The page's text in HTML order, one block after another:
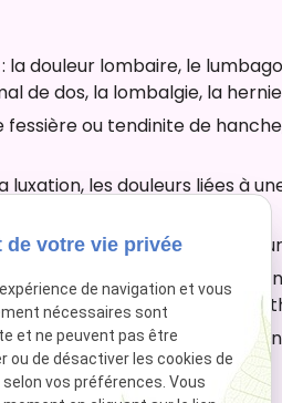
la douleur lombaire, le
de dos, la lombalgie, la hernie
ou tendinite de
luxation, les douleurs liées à
la tendinite du coude, la
patte d'oie ou du genou, le
les douleurs liées à une
de la cheville, la
de votre vie privée
de navigation et vous
nécessaires sont
et ne peuvent pas être
ou de désactiver les cookies de
vos préférences. Vous